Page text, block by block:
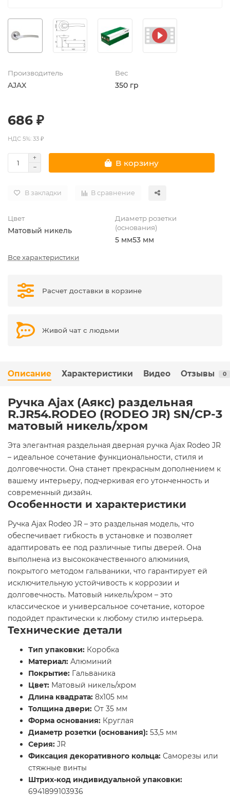
Производитель
AJAX
Вес
350 гр
686 ₽
НДС 5%: 33 ₽
В корзину
В закладки В сравнение
Цвет
Матовый никель
Диаметр розетки
(основания)
5 мм53 мм
Все характеристики
Расчет доставки в корзине
Живой чат с людьми
Описание Характеристики Видео Отзывы 0
Ручка Ajax (Аякс) раздельная
R.JR54.RODEO (RODEO JR) SN/CP-3
матовый никель/хром
Эта элегантная раздельная дверная ручка Ajax Rodeo JR
– идеальное сочетание функциональности, стиля и
долговечности. Она станет прекрасным дополнением к
вашему интерьеру, подчеркивая его утонченность и
современный дизайн.
Особенности и характеристики
Ручка Ajax Rodeo JR – это раздельная модель, что
обеспечивает гибкость в установке и позволяет
адаптировать ее под различные типы дверей. Она
выполнена из высококачественного алюминия,
покрытого методом гальваники, что гарантирует ей
исключительную устойчивость к коррозии и
долговечность. Матовый никель/хром – это
классическое и универсальное сочетание, которое
подойдет практически к любому стилю интерьера.
Технические детали
Тип упаковки: Коробка
Материал: Алюминий
Покрытие: Гальваника
Цвет: Матовый никель/хром
Длина квадрата: 8х105 мм
Толщина двери: От 35 мм
Форма основания: Круглая
Диаметр розетки (основания): 53,5 мм
Серия: JR
Фиксация декоративного кольца: Саморезы или
стяжные винты
Штрих-код индивидуальной упаковки:
6941899103936